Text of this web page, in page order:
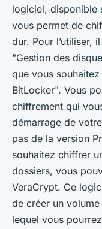
logiciel, disponible
vous permet de
dur. Pour l’utiliser,
"Gestion des
que vous
BitLocker". Vous
chiffrement qui
démarrage de
pas de la version
souhaitez chiffrer
dossiers, vous
VeraCrypt. Ce
de créer un
lequel vous